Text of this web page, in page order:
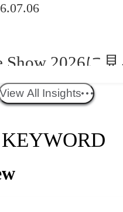
Show 2026に
ブトレンド──
へ変える
View All Insights